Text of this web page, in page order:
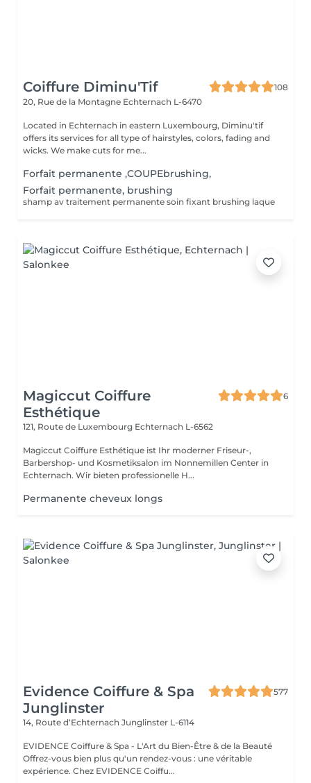
Coiffure Diminu'Tif
108
20, Rue de la Montagne Echternach L-6470
Located in Echternach in eastern Luxembourg, Diminu'tif
offers its services for all type of hairstyles, colors, fading and
wicks. We make cuts for me...
Forfait permanente ,COUPEbrushing,
Forfait permanente, brushing
shamp av traitement permanente soin fixant brushing laque
Magiccut Coiffure
Esthétique
6
121, Route de Luxembourg Echternach L-6562
Magiccut Coiffure Esthétique ist Ihr moderner Friseur-,
Barbershop- und Kosmetiksalon im Nonnemillen Center in
Echternach. Wir bieten professionelle H...
Permanente cheveux longs
Evidence Coiffure & Spa
Junglinster
577
14, Route d‘Echternach Junglinster L-6114
EVIDENCE Coiffure & Spa - L'Art du Bien-Être & de la Beauté
Offrez-vous bien plus qu'un rendez-vous : une véritable
expérience. Chez EVIDENCE Coiffu...